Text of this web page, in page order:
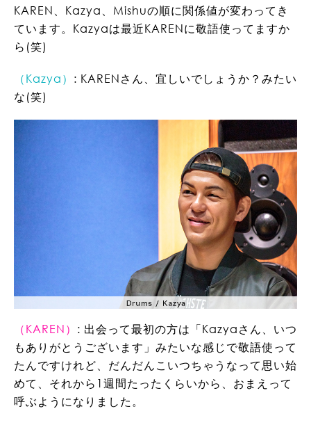
KAREN、Kazya、Mishuの順に関係値が変わってき
ています。Kazyaは最近KARENに敬語使ってますか
ら(笑)
（Kazya） : KARENさん、宜しいでしょうか？みたい
な(笑)
（KAREN） : 出会って最初の方は「Kazyaさん、いつ
もありがとうございます」みたいな感じで敬語使って
たんですけれど、だんだんこいつちゃうなって思い始
めて、それから1週間たったくらいから、おまえって
呼ぶようになりました。